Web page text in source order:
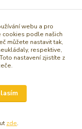
práva vyhrazena.
webu a pro
cookies podle našich
můžete nastavit tak,
respektive,
nastavení zjistíte z
zde.